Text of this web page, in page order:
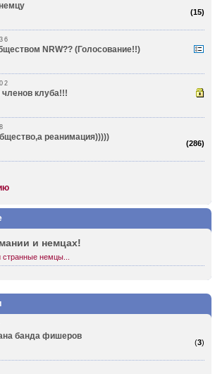
(15)
NRW?? (Голосование!!)
клуба!!!
(286)
реанимация)))))
и немцах!
немцы...
(3)
банда фишеров